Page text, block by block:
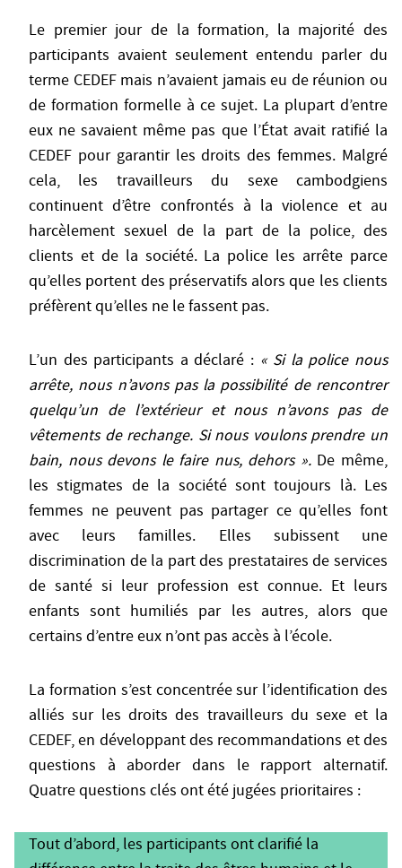
Le premier jour de la formation, la majorité des
participants avaient seulement entendu parler du
terme CEDEF mais n’avaient jamais eu de réunion ou
de formation formelle à ce sujet. La plupart d’entre
eux ne savaient même pas que l’État avait ratifié la
CEDEF pour garantir les droits des femmes. Malgré
cela, les travailleurs du sexe cambodgiens
continuent d’être confrontés à la violence et au
harcèlement sexuel de la part de la police, des
clients et de la société. La police les arrête parce
qu’elles portent des préservatifs alors que les clients
préfèrent qu’elles ne le fassent pas.
L’un des participants a déclaré : « Si la police nous
arrête, nous n’avons pas la possibilité de rencontrer
quelqu’un de l’extérieur et nous n’avons pas de
vêtements de rechange. Si nous voulons prendre un
bain, nous devons le faire nus, dehors ». De même,
les stigmates de la société sont toujours là. Les
femmes ne peuvent pas partager ce qu’elles font
avec leurs familles. Elles subissent une
discrimination de la part des prestataires de services
de santé si leur profession est connue. Et leurs
enfants sont humiliés par les autres, alors que
certains d’entre eux n’ont pas accès à l’école.
La formation s’est concentrée sur l’identification des
alliés sur les droits des travailleurs du sexe et la
CEDEF, en développant des recommandations et des
questions à aborder dans le rapport alternatif.
Quatre questions clés ont été jugées prioritaires :
Tout d’abord, les participants ont clarifié la